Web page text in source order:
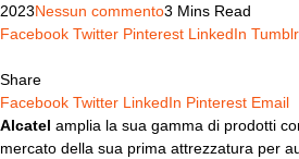
2023Nessun commento3 Mins Read
Facebook Twitter Pinterest LinkedIn Tumblr
Share
Facebook Twitter LinkedIn Pinterest Email
Alcatel amplia la sua gamma di prodotti
mercato della sua prima attrezzatura per